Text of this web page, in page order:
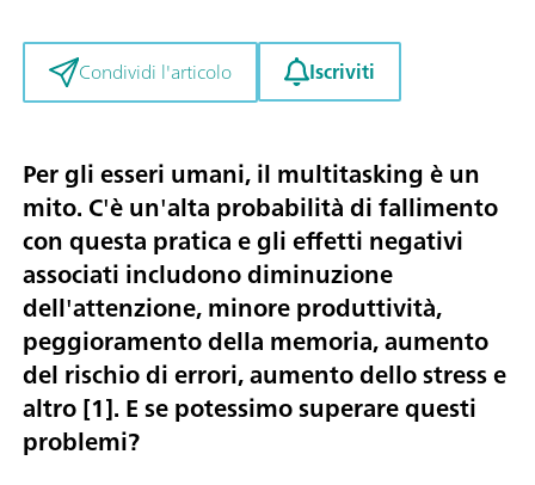
Condividi l'articolo Iscriviti
Per gli esseri umani, il multitasking è un
mito. C'è un'alta probabilità di fallimento
con questa pratica e gli effetti negativi
associati includono diminuzione
dell'attenzione, minore produttività,
peggioramento della memoria, aumento
del rischio di errori, aumento dello stress e
altro [1]. E se potessimo superare questi
problemi?